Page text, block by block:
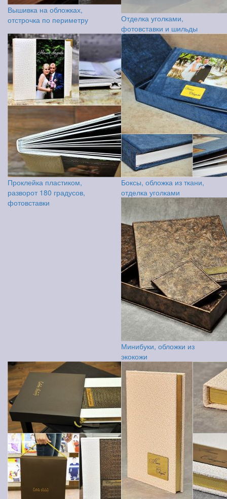
Вышивка на обложках,
отстрочка по периметру
Отделка уголками,
фотовставки и шильды
Проклейка пластиком,
разворот 180 градусов,
фотовставки
Боксы, обложка из ткани,
отделка уголками
Минибуки, обложки из
экокожи